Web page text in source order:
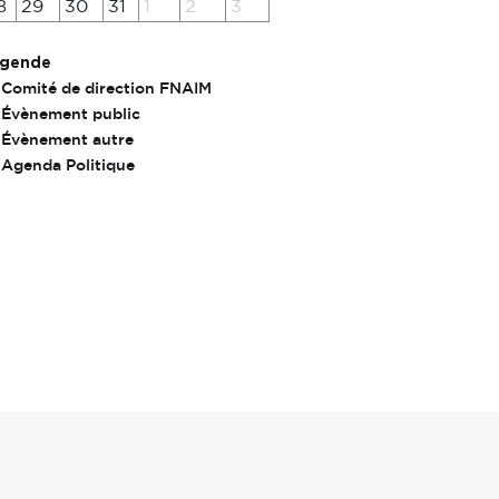
29 30 31 1 2 3
Comité de direction FNAIM
Évènement public
Évènement autre
Agenda Politique